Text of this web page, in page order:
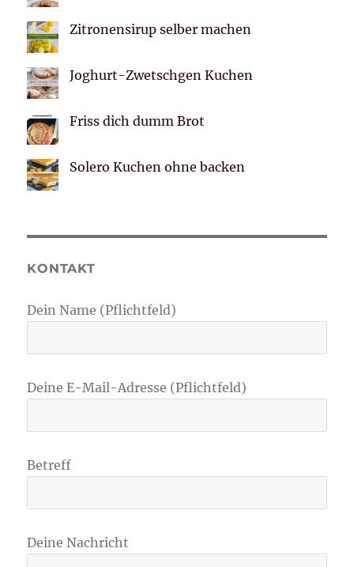
Zitronensirup selber machen
Joghurt-Zwetschgen Kuchen
Friss dich dumm Brot
Solero Kuchen ohne backen
KONTAKT
Dein Name (Pflichtfeld)
Deine E-Mail-Adresse (Pflichtfeld)
Betreff
Deine Nachricht